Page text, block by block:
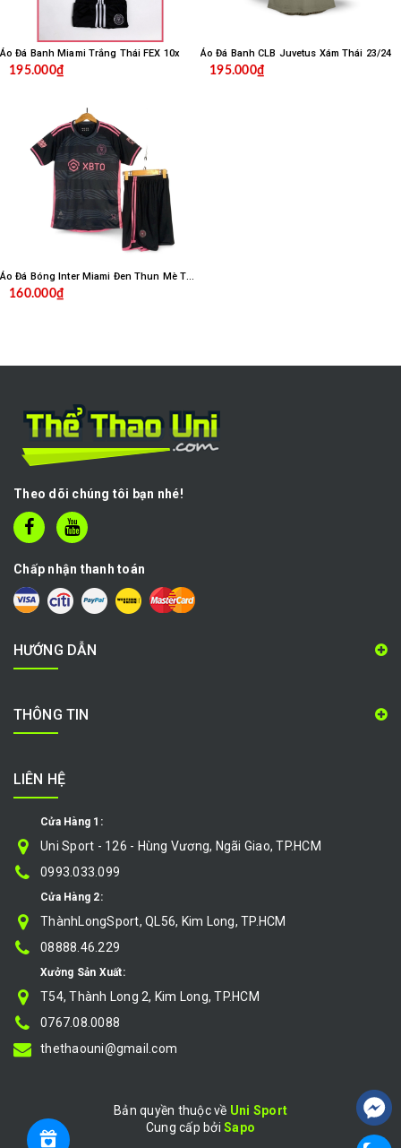
Áo Đá Banh Miami Trắng Thái FEX 10x
195.000₫
Áo Đá Banh CLB Juvetus Xám Thái 23/24
195.000₫
Áo Đá Bóng Inter Miami Đen Thun Mè Thái 23
160.000₫
Theo dõi chúng tôi bạn nhé!
Chấp nhận thanh toán
HƯỚNG DẪN
THÔNG TIN
LIÊN HỆ
Cửa Hàng 1:
Uni Sport - 126 - Hùng Vương, Ngãi Giao, TP.HCM
0993.033.099
Cửa Hàng 2:
ThànhLongSport, QL56, Kim Long, TP.HCM
08888.46.229
Xưởng Sản Xuất:
T54, Thành Long 2, Kim Long, TP.HCM
0767.08.0088
thethaouni@gmail.com
Bản quyền thuộc về Uni Sport
|
Cung cấp bởiSapo